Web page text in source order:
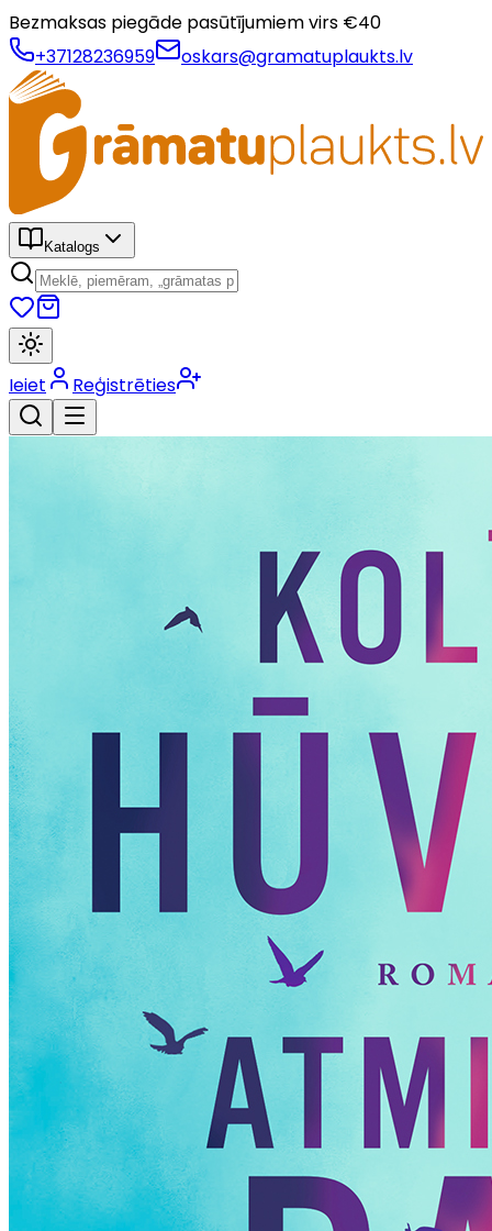
Bezmaksas piegāde pasūtījumiem virs €40
+37128236959
oskars@gramatuplaukts.lv
Katalogs
Ieiet Reģistrēties